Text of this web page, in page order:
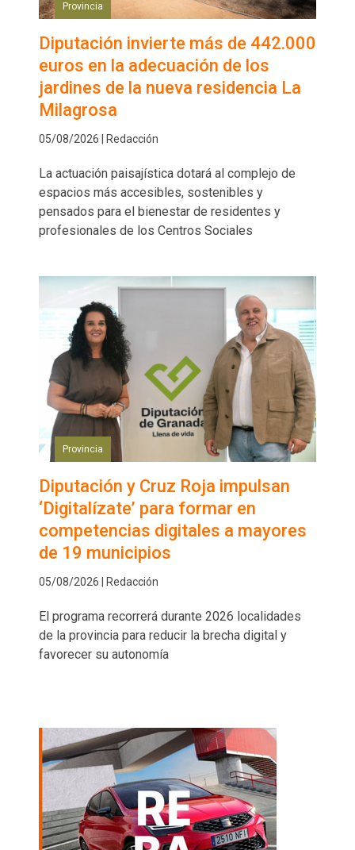
Provincia
Diputación invierte más de 442.000
euros en la adecuación de los
jardines de la nueva residencia La
Milagrosa
05/08/2026 | Redacción
La actuación paisajística dotará al complejo de
espacios más accesibles, sostenibles y
pensados para el bienestar de residentes y
profesionales de los Centros Sociales
Provincia
Diputación y Cruz Roja impulsan
‘Digitalízate’ para formar en
competencias digitales a mayores
de 19 municipios
05/08/2026 | Redacción
El programa recorrerá durante 2026 localidades
de la provincia para reducir la brecha digital y
favorecer su autonomía